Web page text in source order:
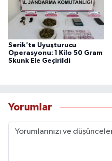
Serik'te Uyuşturucu
Operasyonu: 1 Kilo 50 Gram
Skunk Ele Geçirildi
Yorumlar